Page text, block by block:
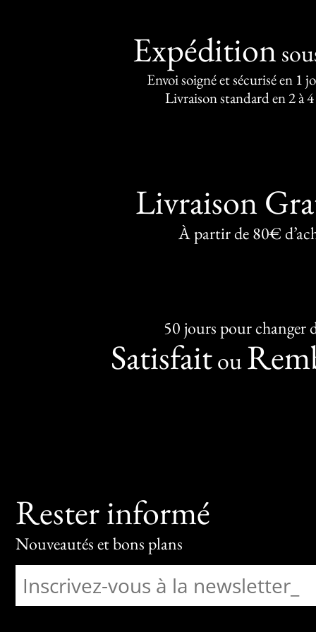
Expédition
Envoi soigné et sécurisé en 1
Livraison standard en 2 à
Livraison
À partir de 80€
50 jours pour changer
Satisfaitou
Rester informé
Nouveautés et bons plans